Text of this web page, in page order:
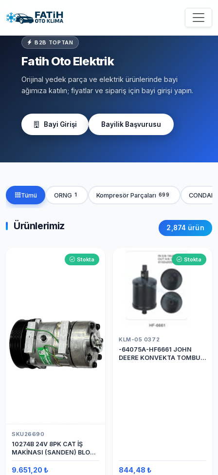
B2B TOPTAN
Fatih Oto Elektrik
Orijinal yedek parça ve elektrik ürünlerinde bayi
ağımıza katılın; fiyatlar ve sipariş için bayi girişi yapın.
Bayi Girişi Bayilik Başvurusu
Tümü ORNG 1 Kompresör Parçaları 699
Ürünlerimiz 2,874 ürün
Stokta
SKU26690
10274B 24V 8PK CAT İŞ
MAKİNASI (SANDEN) BLOK
SAPLAMALI KLİMA
KOMPRESÖRÜ 7H15
9.651,20 ₺
Stokta
KLM-05 0372
-64075A-HF6661 JOHN
DEERE KONVEKTA TOMBUL
844,48 ₺